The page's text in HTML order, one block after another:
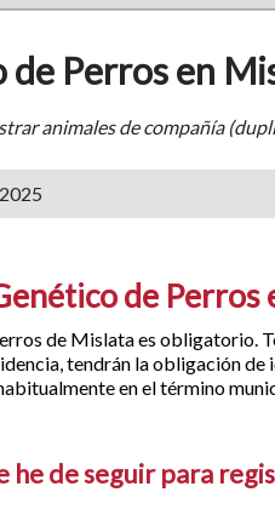
de Perros en
animales de compañía
de Perros
de Mislata es obligatorio.
tendrán la obligación
en el término
he de seguir para